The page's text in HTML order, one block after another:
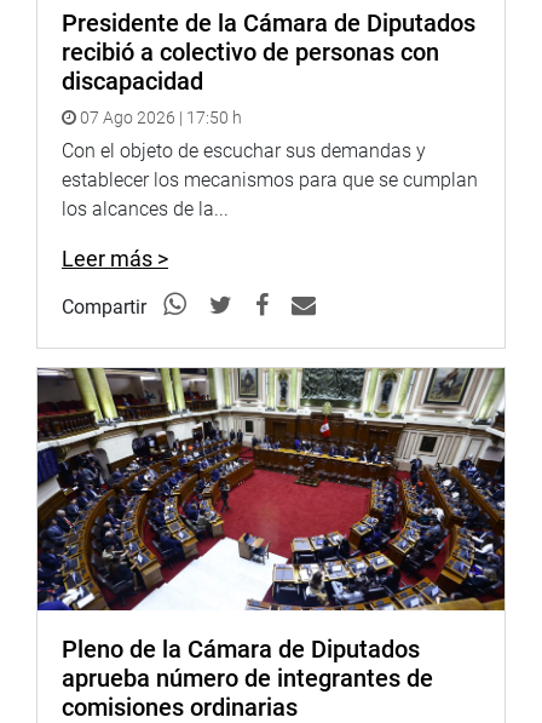
Facebook:https://www.facebook.com/congresoperu
Twitter:https://twitter.com/congresoperu
Youtube: http://www.youtube.com/congresoperu
Soundcloud:https://soundcloud.com/radiocongreso
Presidente de la Cámara de Diputados
recibió a colectivo de personas con
discapacidad
07 Ago 2026 | 17:50 h
Con el objeto de escuchar sus demandas y
establecer los mecanismos para que se cumplan
los alcances de la...
Leer más >
Compartir
Pleno de la Cámara de Diputados
aprueba número de integrantes de
comisiones ordinarias